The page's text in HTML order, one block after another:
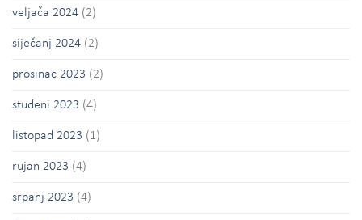
veljača 2024 (2)
siječanj 2024 (2)
prosinac 2023 (2)
studeni 2023 (4)
listopad 2023 (1)
rujan 2023 (4)
srpanj 2023 (4)